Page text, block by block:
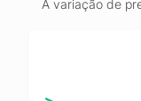
A variação de